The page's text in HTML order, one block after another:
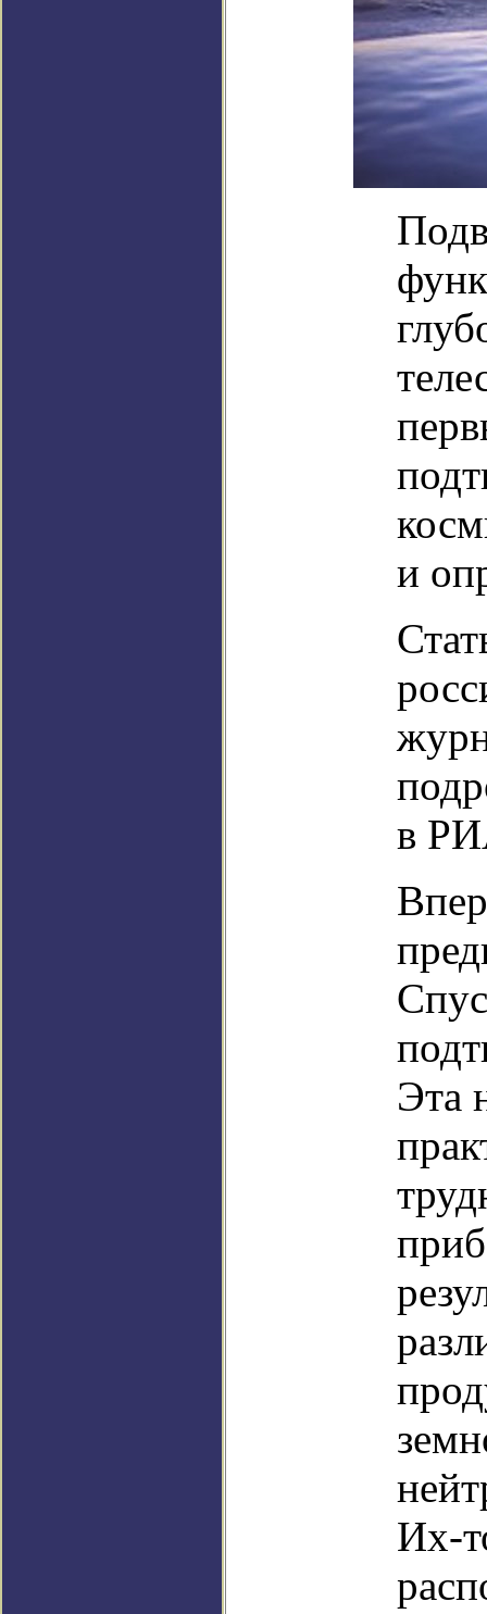
и
в
Эта
Их-